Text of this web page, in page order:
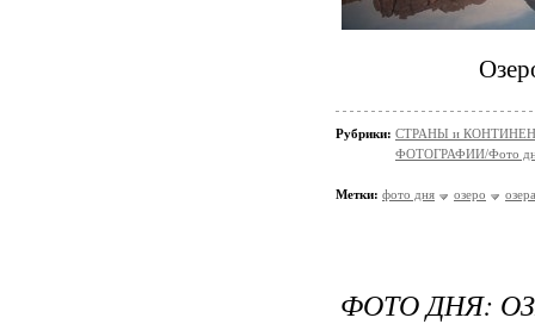
Рубрики: СТРАНЫ и
ФОТОГРАФИИ/Фото
Метки: фото дня озеро
ФОТО ДНЯ: